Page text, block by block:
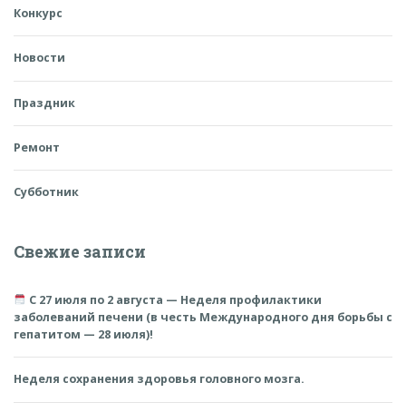
Конкурс
Новости
Праздник
Ремонт
Субботник
Свежие записи
С 27 июля по 2 августа — Неделя профилактики
заболеваний печени (в честь Международного дня борьбы с
гепатитом — 28 июля)!
Неделя сохранения здоровья головного мозга.